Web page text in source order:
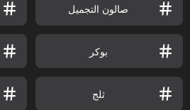
صالون التجميل
بوكر
ثلج